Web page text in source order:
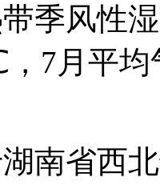
季风性
7月平
南省西